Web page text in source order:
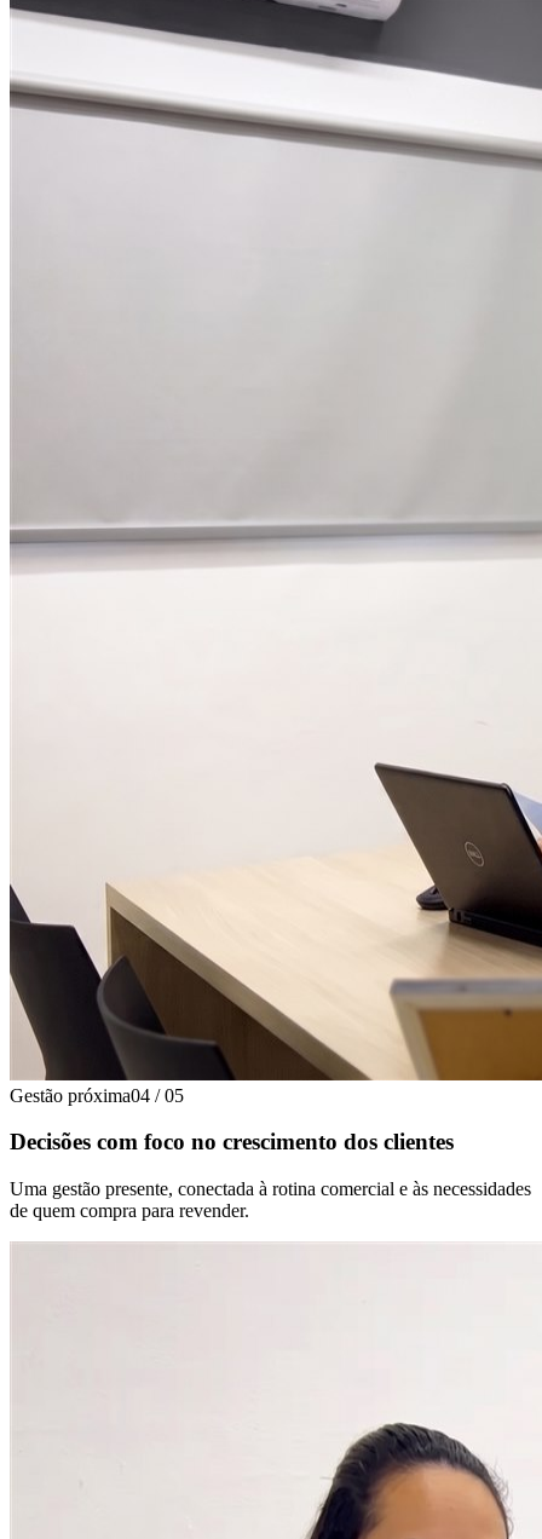
Gestão próxima04 / 05
Decisões com foco no crescimento dos clientes
Uma gestão presente, conectada à rotina comercial e às necessidades
de quem compra para revender.